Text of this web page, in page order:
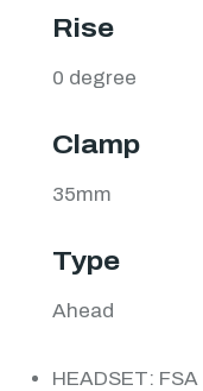
Rise
0 degree
Clamp
35mm
Type
Ahead
HEADSET: FSA